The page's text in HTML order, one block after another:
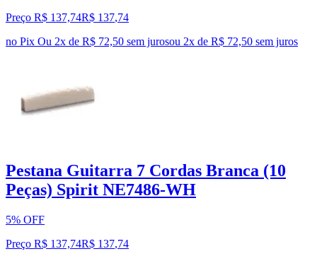
Preço R$ 137,74R$ 137,74
no Pix Ou 2x de R$ 72,50 sem jurosou 2x de R$ 72,50 sem juros
Pestana Guitarra 7 Cordas Branca (10
Peças) Spirit NE7486-WH
5% OFF
Preço R$ 137,74R$ 137,74